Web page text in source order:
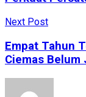
Next Post
Empat Tahun
Ciemas Belum